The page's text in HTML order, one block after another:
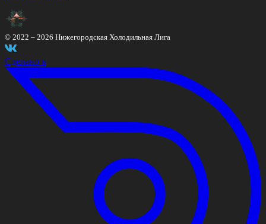
© 2022 – 2026 Нижегородская Холодильная Лига
Сделано в